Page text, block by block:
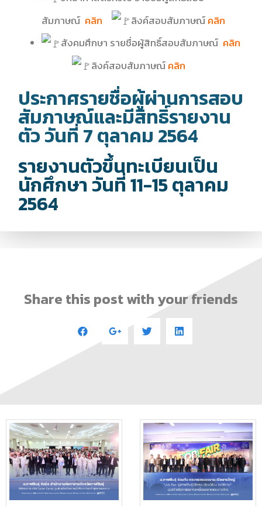
สัมภาษณ์ คลิก ลิงค์สอบสัมภาษณ์คลิก
สังคมศึกษา รายชื่อผู้สิทธิ์สอบสัมภาษณ์ คลิก
ลิงค์สอบสัมภาษณ์คลิก
ประกาศรายชื่อผู้ผ่านการสอบ
สัมภาษณ์และมีสิทธิ์รายงาน
ตัว วันที่ 7 ตุลาคม 2564
รายงานตัวขึ้นทะเบียนเป็น
นักศึกษา วันที่ 11-15 ตุลาคม
2564
Share this post with your friends